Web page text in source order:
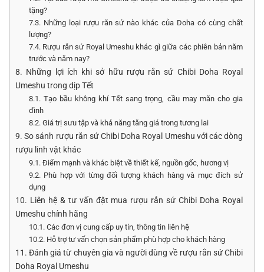
tặng?
7.3. Những loại rượu rắn sứ nào khác của Doha có cùng chất
lượng?
7.4. Rượu rắn sứ Royal Umeshu khác gì giữa các phiên bản năm
trước và năm nay?
8. Những lợi ích khi sở hữu rượu rắn sứ Chibi Doha Royal
Umeshu trong dịp Tết
8.1. Tạo bầu không khí Tết sang trọng, cầu may mắn cho gia
đình
8.2. Giá trị sưu tập và khả năng tăng giá trong tương lai
9. So sánh rượu rắn sứ Chibi Doha Royal Umeshu với các dòng
rượu linh vật khác
9.1. Điểm mạnh và khác biệt về thiết kế, nguồn gốc, hương vị
9.2. Phù hợp với từng đối tượng khách hàng và mục đích sử
dụng
10. Liên hệ & tư vấn đặt mua rượu rắn sứ Chibi Doha Royal
Umeshu chính hãng
10.1. Các đơn vị cung cấp uy tín, thông tin liên hệ
10.2. Hỗ trợ tư vấn chọn sản phẩm phù hợp cho khách hàng
11. Đánh giá từ chuyên gia và người dùng về rượu rắn sứ Chibi
Doha Royal Umeshu